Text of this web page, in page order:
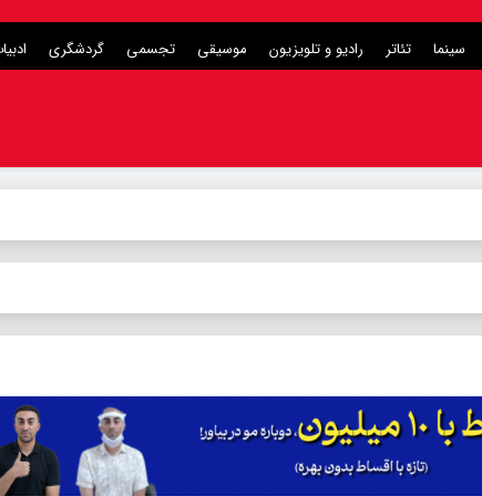
سینما تئاتر رادیو و تلویزیون موسیقی تجسمی گردشگری